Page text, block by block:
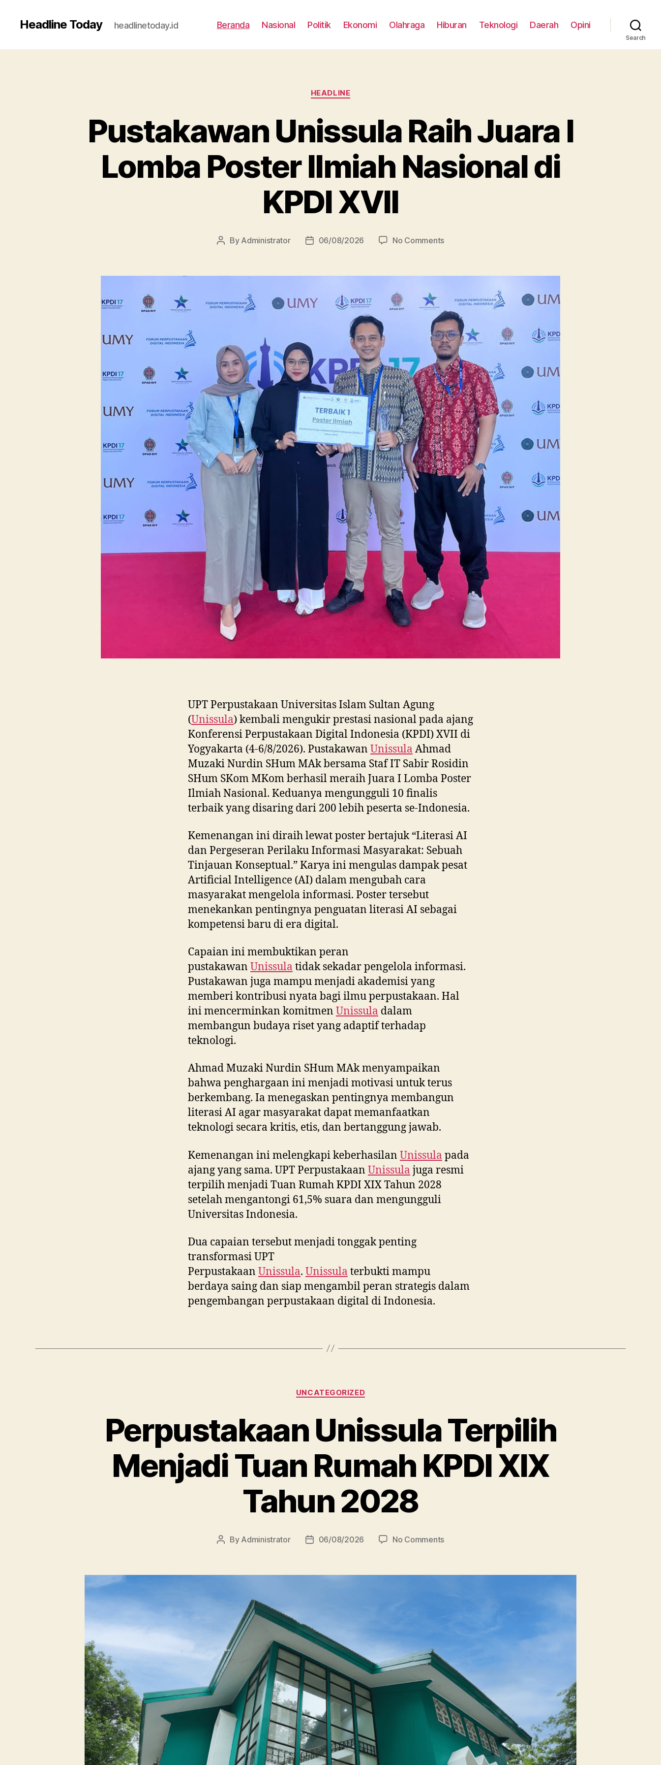
Headline Today headlinetoday.id Beranda Nasional Politik Ekonomi Olahraga Hiburan Teknologi Daerah Opini
Search
Categories
HEADLINE
Pustakawan Unissula Raih Juara I
Lomba Poster Ilmiah Nasional di
KPDI XVII
Post
By Administrator
Post06/08/2026 No Commentson
Raih
Lomba
Poster
Ilmiah
Nasional
di
KPDI
XVII
UPT Perpustakaan Universitas Islam Sultan Agung
(Unissula) kembali mengukir prestasi nasional pada ajang
Konferensi Perpustakaan Digital Indonesia (KPDI) XVII di
Yogyakarta (4-6/8/2026). Pustakawan Unissula Ahmad
Muzaki Nurdin SHum MAk bersama Staf IT Sabir Rosidin
SHum SKom MKom berhasil meraih Juara I Lomba Poster
Ilmiah Nasional. Keduanya mengungguli 10 finalis
terbaik yang disaring dari 200 lebih peserta se-Indonesia.
Kemenangan ini diraih lewat poster bertajuk “Literasi AI
dan Pergeseran Perilaku Informasi Masyarakat: Sebuah
Tinjauan Konseptual.” Karya ini mengulas dampak pesat
Artificial Intelligence (AI) dalam mengubah cara
masyarakat mengelola informasi. Poster tersebut
menekankan pentingnya penguatan literasi AI sebagai
kompetensi baru di era digital.
Capaian ini membuktikan peran
pustakawan Unissula tidak sekadar pengelola informasi.
Pustakawan juga mampu menjadi akademisi yang
memberi kontribusi nyata bagi ilmu perpustakaan. Hal
ini mencerminkan komitmen Unissula dalam
membangun budaya riset yang adaptif terhadap
teknologi.
Ahmad Muzaki Nurdin SHum MAk menyampaikan
bahwa penghargaan ini menjadi motivasi untuk terus
berkembang. Ia menegaskan pentingnya membangun
literasi AI agar masyarakat dapat memanfaatkan
teknologi secara kritis, etis, dan bertanggung jawab.
Kemenangan ini melengkapi keberhasilan Unissula pada
ajang yang sama. UPT Perpustakaan Unissula juga resmi
terpilih menjadi Tuan Rumah KPDI XIX Tahun 2028
setelah mengantongi 61,5% suara dan mengungguli
Universitas Indonesia.
Dua capaian tersebut menjadi tonggak penting
transformasi UPT
Perpustakaan Unissula. Unissula terbukti mampu
berdaya saing dan siap mengambil peran strategis dalam
pengembangan perpustakaan digital di Indonesia.
Categories
UNCATEGORIZED
Perpustakaan Unissula Terpilih
Menjadi Tuan Rumah KPDI XIX
Tahun 2028
Post
By Administrator
Post06/08/2026 No Commentson
Terpilih
Tuan
2028